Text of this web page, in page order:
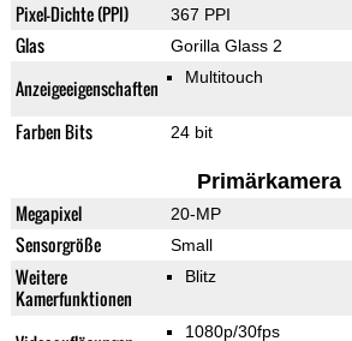
Pixel-Dichte (PPI) 367 PPI
Glas Gorilla Glass 2
Anzeigeeigenschaften Multitouch
Farben Bits 24 bit
Primärkamera
Megapixel 20-MP
Sensorgröße Small
Weitere
Kamerfunktionen
Blitz
1080p/30fps